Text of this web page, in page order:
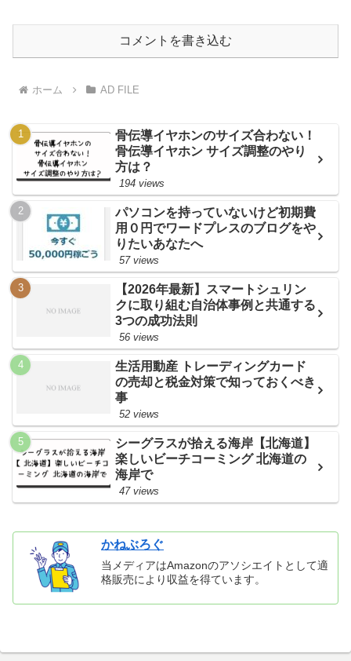
コメントを書き込む
ホーム AD FILE
骨伝導イヤホンのサイズ合わない！
骨伝導イヤホン サイズ調整のやり
方は？
194 views
パソコンを持っていないけど初期費
用０円でワードプレスのブログをや
りたいあなたへ
57 views
【2026年最新】スマートシュリン
クに取り組む自治体事例と共通する
3つの成功法則
56 views
生活用動産 トレーディングカード
の売却と税金対策で知っておくべき
事
52 views
シーグラスが拾える海岸【北海道】
楽しいビーチコーミング 北海道の
海岸で
47 views
かねぶろぐ
当メディアはAmazonのアソシエイトとして適
格販売により収益を得ています。